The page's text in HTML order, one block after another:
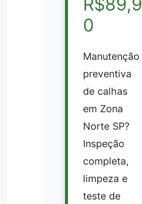
0
Manutenção
preventiva
de calhas
em Zona
Norte SP?
Inspeção
completa,
limpeza e
teste de